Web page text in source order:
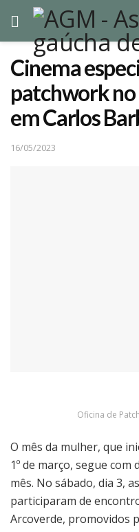
Cinema
patchwork
em Carlos
16/05/2023
Oficina de
O mês da mulher, que
1º de março, segue
mês. No sábado, dia 3,
participaram de
Arcoverde, promovidos